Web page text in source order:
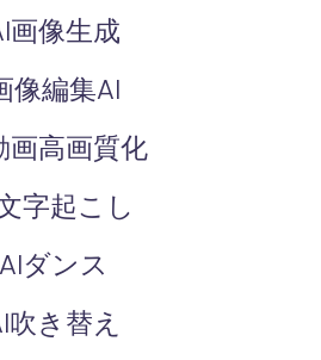
画像生成
像編集AI
画高画質化
字起こし
AIダンス
吹き替え